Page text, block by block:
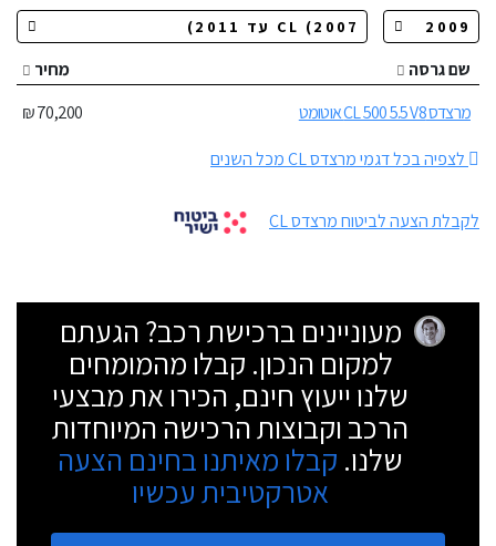
שם גרסה
מחיר
מרצדס CL 500 5.5 V8 אוטומט
70,200 ₪
לצפיה בכל דגמי מרצדס CL מכל השנים
לקבלת הצעה לביטוח מרצדס CL
מעוניינים ברכישת רכב? הגעתם
למקום הנכון. קבלו מהמומחים
שלנו ייעוץ חינם, הכירו את מבצעי
הרכב וקבוצות הרכישה המיוחדות
שלנו. קבלו מאיתנו בחינם הצעה
אטרקטיבית עכשיו